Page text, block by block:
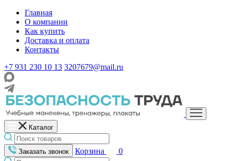
Главная
О компании
Как купить
Доставка и оплата
Контакты
+7 931 230 10 13 3207679@mail.ru
Каталог
Заказать звонок Корзина 0